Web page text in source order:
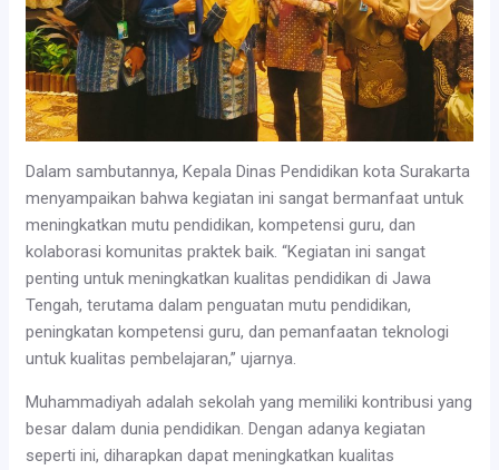
Dalam sambutannya, Kepala Dinas Pendidikan kota Surakarta
menyampaikan bahwa kegiatan ini sangat bermanfaat untuk
meningkatkan mutu pendidikan, kompetensi guru, dan
kolaborasi komunitas praktek baik. “Kegiatan ini sangat
penting untuk meningkatkan kualitas pendidikan di Jawa
Tengah, terutama dalam penguatan mutu pendidikan,
peningkatan kompetensi guru, dan pemanfaatan teknologi
untuk kualitas pembelajaran,” ujarnya.
Muhammadiyah adalah sekolah yang memiliki kontribusi yang
besar dalam dunia pendidikan. Dengan adanya kegiatan
seperti ini, diharapkan dapat meningkatkan kualitas